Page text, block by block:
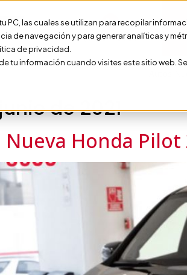
PC, las cuales se utilizan para recopilar
de navegación y para generar analíticas y
de privacidad.
tu información cuando visites este sitio web.
(01) 611-8600
de 2021
Nueva Honda Pilot